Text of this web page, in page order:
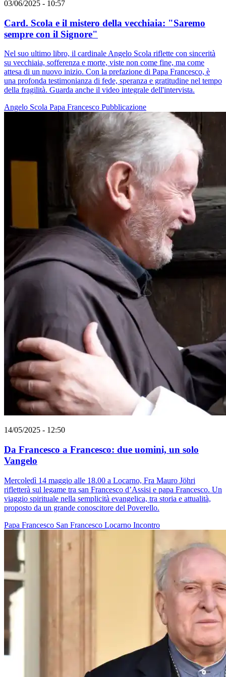
03/06/2025 - 10:57
Card. Scola e il mistero della vecchiaia: "Saremo
sempre con il Signore"
Nel suo ultimo libro, il cardinale Angelo Scola riflette con sincerità
su vecchiaia, sofferenza e morte, viste non come fine, ma come
attesa di un nuovo inizio. Con la prefazione di Papa Francesco, è
una profonda testimonianza di fede, speranza e gratitudine nel tempo
della fragilità. Guarda anche il video integrale dell'intervista.
Angelo Scola Papa Francesco Pubblicazione
14/05/2025 - 12:50
Da Francesco a Francesco: due uomini, un solo
Vangelo
Mercoledì 14 maggio alle 18.00 a Locarno, Fra Mauro Jöhri
rifletterà sul legame tra san Francesco d’Assisi e papa Francesco. Un
viaggio spirituale nella semplicità evangelica, tra storia e attualità,
proposto da un grande conoscitore del Poverello.
Papa Francesco San Francesco Locarno Incontro